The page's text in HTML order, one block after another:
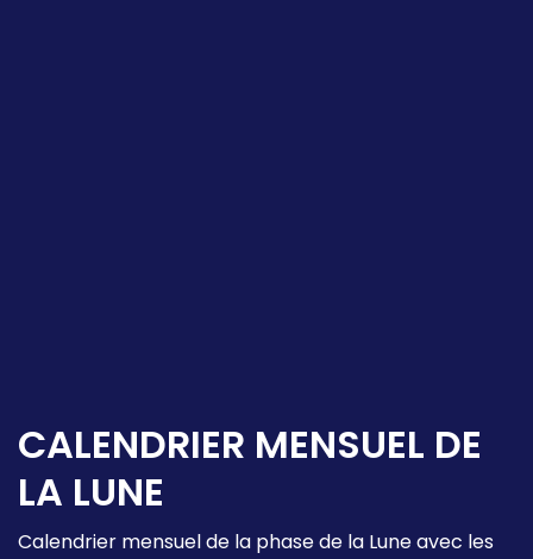
CALENDRIER MENSUEL DE
LA LUNE
Calendrier mensuel de la phase de la Lune avec les